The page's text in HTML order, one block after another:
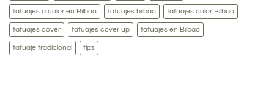
tatuajes a color en Bilbao tatuajes bilbao tatuajes color Bilbao
tatuajes cover tatuajes cover up tatuajes en Bilbao
tatuaje tradicional tips